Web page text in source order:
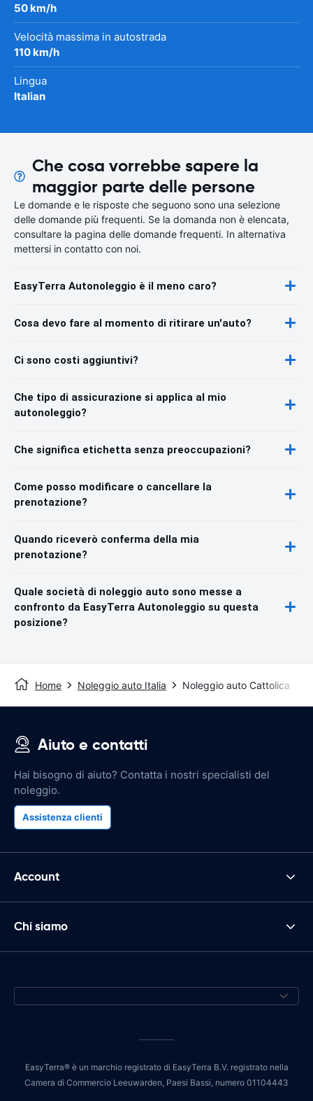
50 km/h
Velocità massima in autostrada
110 km/h
Lingua
Italian
Che cosa vorrebbe sapere la
maggior parte delle persone
Le domande e le risposte che seguono sono una selezione
delle domande più frequenti. Se la domanda non è elencata,
consultare la pagina delle domande frequenti. In alternativa
mettersi in contatto con noi.
EasyTerra Autonoleggio è il meno caro?
Cosa devo fare al momento di ritirare un'auto?
Ci sono costi aggiuntivi?
Che tipo di assicurazione si applica al mio
autonoleggio?
Che significa etichetta senza preoccupazioni?
Come posso modificare o cancellare la
prenotazione?
Quando riceverò conferma della mia
prenotazione?
Quale società di noleggio auto sono messe a
confronto da EasyTerra Autonoleggio su questa
posizione?
Home Noleggio auto Italia Noleggio auto Cattolica
Aiuto e contatti
Hai bisogno di aiuto? Contatta i nostri specialisti del
noleggio.
Assistenza clienti
Account
Chi siamo
EasyTerra® è un marchio registrato di EasyTerra B.V. registrato nella
Camera di Commercio Leeuwarden, Paesi Bassi, numero 01104443